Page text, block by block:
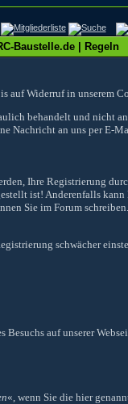
Baustelle.de | Regeln
auf Widerruf in unserem
behandelt und nicht
Nachricht an uns per E-
Ihre Registrierung
ist! Anderenfalls
Sie im Forum
schwächer
Besuchs auf unserer
«, wenn Sie die hier